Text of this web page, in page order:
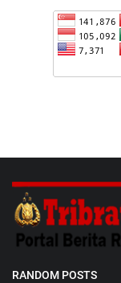
RANDOM POSTS